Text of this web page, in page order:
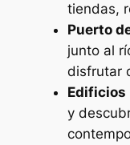
tiendas,
Puerto
junto al
disfrutar
Edificios
y